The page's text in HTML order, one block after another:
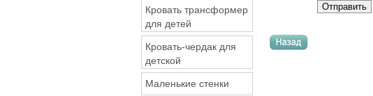
Кровать трансформер
для детей
Кровать-чердак для
детской
Маленькие стенки